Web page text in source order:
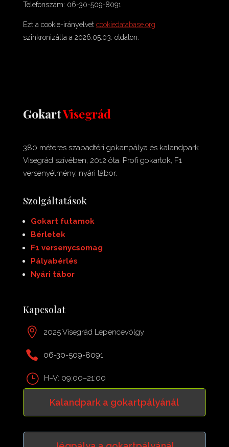
Telefonszám: 06-30-509-8091
Ezt a cookie-irányelvet cookiedatabase.org
szinkronizálta a 2026.05.03. oldalon.
GokartVisegrád
380 méteres szabadtéri gokartpálya és kalandpark
Visegrád szívében, 2012 óta. Profi gokartok, F1
versenyélmény, nyári tábor.
Szolgáltatások
Gokart futamok
Bérletek
F1 versenycsomag
Pályabérlés
Nyári tábor
Kapcsolat
 2025 Visegrád Lepencevölgy
 06-30-509-8091
} H–V: 09:00–21:00
Kalandpark a gokartpályánál